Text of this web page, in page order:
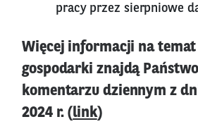
pracy przez sierpniowe
Więcej informacji na
gospodarki znajdą
komentarzu dziennym z
2024 r. (link)